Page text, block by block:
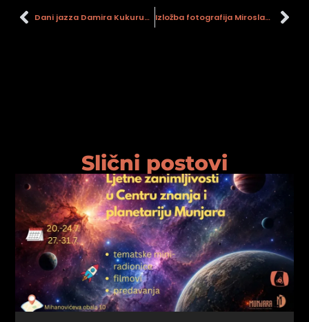
Dani jazza Damira Kukuruzovića 2022. Izložba fotografija Miroslava Bobetka Bob-a ”Trenuci predaha”
Slični postovi